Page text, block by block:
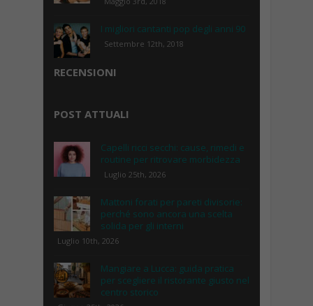
I migliori cantanti pop degli anni 90
Settembre 12th, 2018
RECENSIONI
POST ATTUALI
Capelli ricci secchi: cause, rimedi e
routine per ritrovare morbidezza
Luglio 25th, 2026
Mattoni forati per pareti divisorie:
perché sono ancora una scelta
solida per gli interni
Luglio 10th, 2026
Mangiare a Lucca: guida pratica
per scegliere il ristorante giusto nel
centro storico